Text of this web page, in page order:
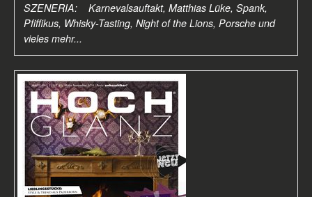
SZENERIA: Karnevalsauftakt, Matthias Lüke, Spank,
Pfiffikus, Whisky-Tasting, Night of the Lions, Porsche und
vieles mehr...